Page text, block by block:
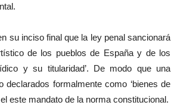
su inciso final que la ley penal sancionará
de los pueblos de España y de los
y su titularidad’. De modo que una
formalmente como ‘bienes de
este mandato de la norma constitucional.